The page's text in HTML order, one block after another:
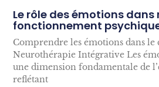
Le rôle des émotions dans
fonctionnement
Comprendre les émotions dans le
Neurothérapie Intégrative Les
une dimension fondamentale de
reflétant